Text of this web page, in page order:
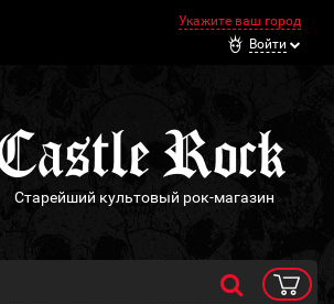
Укажите ваш город
Войти
Старейший культовый рок-магазин